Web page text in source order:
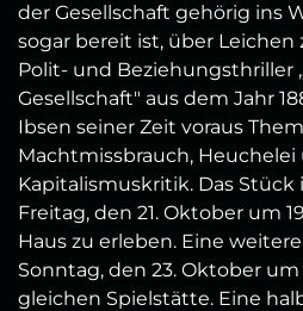
der Gesellschaft gehörig ins
sogar bereit ist, über
Polit- und Beziehungsthriller
Gesellschaft" aus dem Jahr
Ibsen seiner Zeit voraus
Machtmissbrauch, Heuchelei
Kapitalismuskritik. Das Stück
Freitag, den 21. Oktober um
Haus zu erleben. Eine
Sonntag, den 23. Oktober um
gleichen Spielstätte. Eine